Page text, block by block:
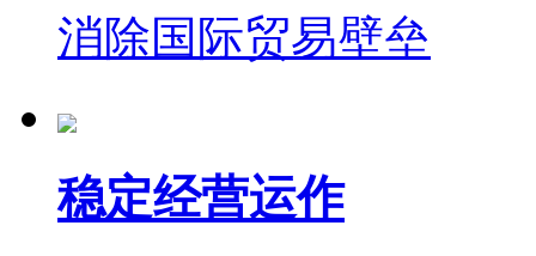
消除国际贸易壁垒
稳定经营运作